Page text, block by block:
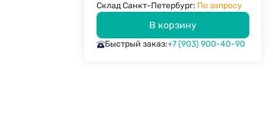
Склад Санкт-Петербург: По запросу
В корзину
Быстрый заказ:+7 (903) 900-40-90